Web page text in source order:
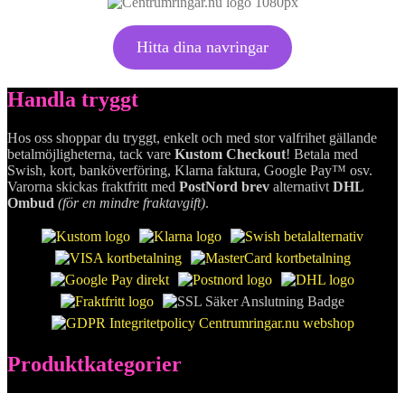
Hitta dina navringar
Handla tryggt
Hos oss shoppar du tryggt, enkelt och med stor valfrihet gällande
betalmöjligheterna, tack vare Kustom Checkout! Betala med
Swish, kort, banköverföring, Klarna faktura, Google Pay™ osv.
Varorna skickas fraktfritt med PostNord brev alternativt DHL
Ombud (för en mindre fraktavgift).
Produktkategorier